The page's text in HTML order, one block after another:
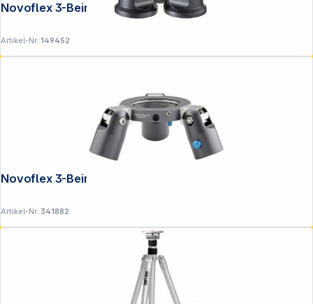
Novoflex 3-Bein Stativbasis
Artikel-Nr.:149452
Artikel-Nr.:341882